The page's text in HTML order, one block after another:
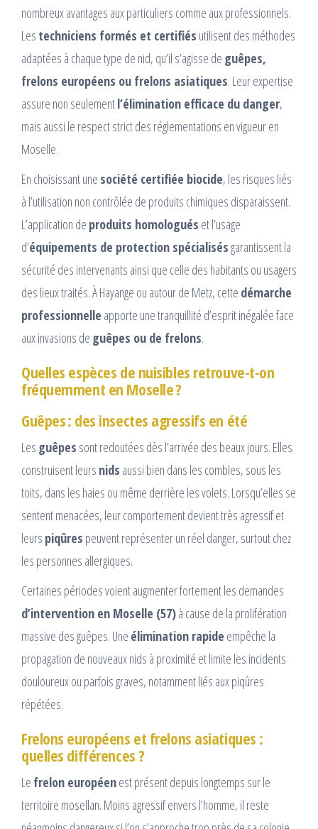
nombreux avantages aux particuliers comme aux professionnels.
Les techniciens formés et certifiés utilisent des méthodes
adaptées à chaque type de nid, qu’il s’agisse de guêpes,
frelons européens ou frelons asiatiques. Leur expertise
assure non seulementl’élimination efficace du danger,
mais aussi le respect strict des réglementations en vigueur en
Moselle.
En choisissant une société certifiée biocide, les risques liés
à l’utilisation non contrôlée de produits chimiques disparaissent.
L’application de produits homologués et l’usage
d’équipements de protection spécialisésgarantissent la
sécurité des intervenants ainsi que celle des habitants ou usagers
des lieux traités. À Hayange ou autour de Metz, cette démarche
professionnelle apporte une tranquillité d’esprit inégalée face
aux invasions de guêpes ou de frelons.
Quelles espèces de nuisibles retrouve-t-on
fréquemment en Moselle ?
Guêpes : des insectes agressifs en été
Les guêpes sont redoutées dès l’arrivée des beaux jours. Elles
construisent leurs nids aussi bien dans les combles, sous les
toits, dans les haies ou même derrière les volets. Lorsqu’elles se
sentent menacées, leur comportement devient très agressif et
leurs piqûres peuvent représenter un réel danger, surtout chez
les personnes allergiques.
Certaines périodes voient augmenter fortement les demandes
d’intervention en Moselle (57)à cause de la prolifération
massive des guêpes. Une élimination rapide empêche la
propagation de nouveaux nids à proximité et limite les incidents
douloureux ou parfois graves, notamment liés aux piqûres
répétées.
Frelons européens et frelons asiatiques :
quelles différences ?
Le frelon européenest présent depuis longtemps sur le
territoire mosellan. Moins agressif envers l’homme, il reste